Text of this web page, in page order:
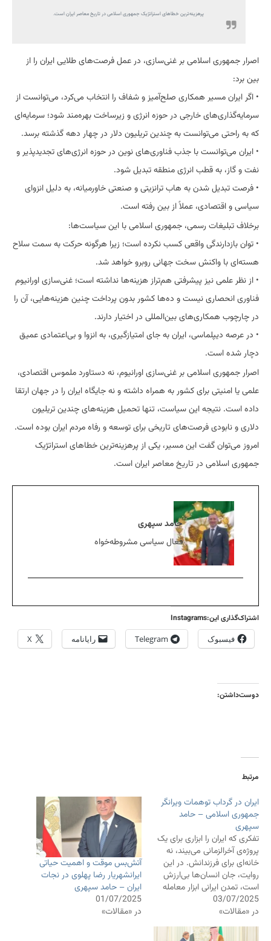
پرهزینه‌ترین خطاهای استراتژیک جمهوری اسلامی در تاریخ معاصر ایران است.
اصرار جمهوری اسلامی بر غنی‌سازی، در عمل فرصت‌های طلایی ایران را از
بین برد:
• اگر ایران مسیر همکاری صلح‌آمیز و شفاف را انتخاب می‌کرد، می‌توانست از
سرمایه‌گذاری‌های خارجی در حوزه انرژی و زیرساخت بهره‌مند شود؛ سرمایه‌ای
که به راحتی می‌توانست به چندین تریلیون دلار در چهار دهه گذشته برسد.
• ایران می‌توانست با جذب فناوری‌های نوین در حوزه انرژی‌های تجدیدپذیر و
نفت و گاز، به قطب انرژی منطقه تبدیل شود.
• فرصت تبدیل شدن به هاب ترانزیتی و صنعتی خاورمیانه، به دلیل انزوای
سیاسی و اقتصادی، عملاً از بین رفته است.
برخلاف تبلیغات رسمی، جمهوری اسلامی با این سیاست‌ها:
• توان بازدارندگی واقعی کسب نکرده است؛ زیرا هرگونه حرکت به سمت سلاح
هسته‌ای با واکنش سخت جهانی روبرو خواهد شد.
• از نظر علمی نیز پیشرفتی هم‌تراز هزینه‌ها نداشته است؛ غنی‌سازی اورانیوم
فناوری انحصاری نیست و ده‌ها کشور بدون پرداخت چنین هزینه‌هایی، آن را
در چارچوب همکاری‌های بین‌المللی در اختیار دارند.
• در عرصه دیپلماسی، ایران به جای امتیازگیری، به انزوا و بی‌اعتمادی عمیق
دچار شده است.
اصرار جمهوری اسلامی بر غنی‌سازی اورانیوم، نه دستاورد ملموس اقتصادی،
علمی یا امنیتی برای کشور به همراه داشته و نه جایگاه ایران را در جهان ارتقا
داده است. نتیجه این سیاست، تنها تحمیل هزینه‌های چندین تریلیون
دلاری و نابودی فرصت‌های تاریخی برای توسعه و رفاه مردم ایران بوده است.
امروز می‌توان گفت این مسیر، یکی از پرهزینه‌ترین خطاهای استراتژیک
جمهوری اسلامی در تاریخ معاصر ایران است.
حامد سپهری
فعال سیاسی مشروطه‌خواه
اشتراک‌گذاری این:Instagrams
فیسبوک
Telegram رایانامه X
دوست‌داشتن:
مرتبط
ایران در گرداب توهمات ویرانگر
جمهوری اسلامی – حامد
سپهری
تفکری که ایران را ابزاری برای یک
پروژه‌ی آخرالزمانی می‌بیند، نه
خانه‌ای برای فرزندانش. در این
روایت، جان انسان‌ها بی‌ارزش
است، تمدن ایرانی ابزار معامله
است، و بمب اتم نه کابوسی که
باید از آن گریخت، بلکه فانتزی
کودکانه‌ای است که با آن خیال
برتری دارند. زمان آن رسیده که…
03/07/2025
در «مقالات»
آتش‌بس موقت و اهمیت حیاتی
ایرانشهریار رضا پهلوی در نجات
ایران – حامد سپهری
01/07/2025
در «مقالات»